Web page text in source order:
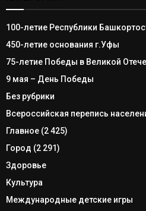
100-летие Республики
450-летие основания г.Уфы
75-летие Победы в Великой
9 мая – День Победы
Без рубрики
Всероссийская перепись
Главное (2 425)
Город (2 291)
Здоровье
Культура
Международные детские игры